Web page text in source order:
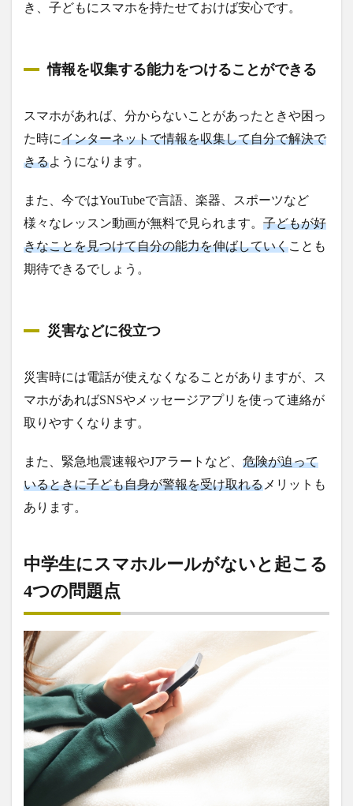
き、子どもにスマホを持たせておけば安心です。
情報を収集する能力をつけることができる
スマホがあれば、分からないことがあったときや困っ
た時にインターネットで情報を収集して自分で解決で
きるようになります。
また、今ではYouTubeで言語、楽器、スポーツなど
様々なレッスン動画が無料で見られます。 子どもが好
きなことを見つけて自分の能力を伸ばしていくことも
期待できるでしょう。
災害などに役立つ
災害時には電話が使えなくなることがありますが、ス
マホがあればSNSやメッセージアプリを使って連絡が
取りやすくなります。
また、緊急地震速報やJアラートなど、 危険が迫って
いるときに子ども自身が警報を受け取れる メリットも
あります。
中学生にスマホルールがないと起こる
4つの問題点